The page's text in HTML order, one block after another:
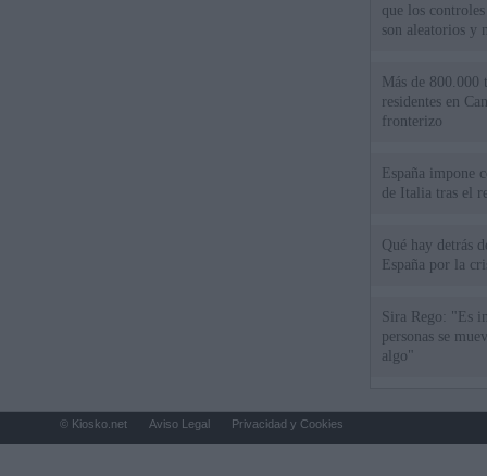
que los
son aleatorios y
Más de 800.000
residentes en
fronterizo
España impone
de Italia tras el
Qué hay detrás
España por la
Sira Rego: "Es
personas se
algo"
© Kiosko.net Aviso Legal Privacidad y Cookies